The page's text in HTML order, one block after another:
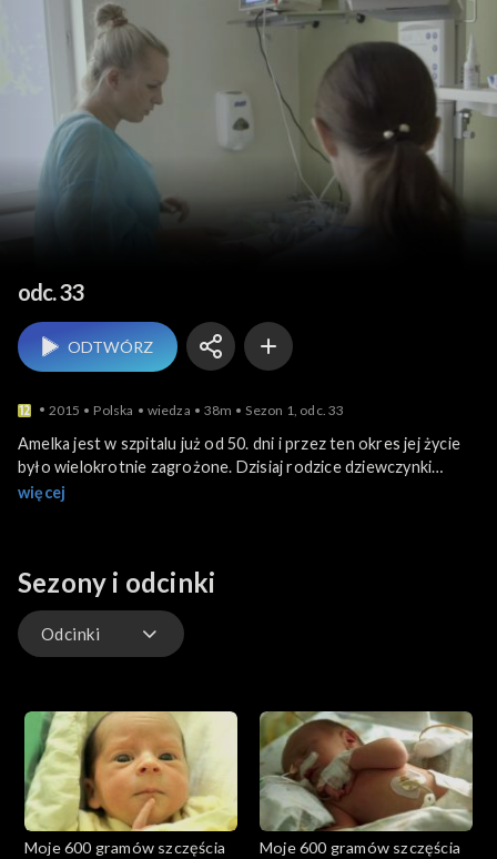
Moje 600 gramów
odc. 33
ODTWÓRZ
2015 Polska wiedza 38m Sezon 1, odc. 33
Amelka jest w szpitalu już od 50. dni i przez ten okres jej życie
było wielokrotnie zagrożone. Dzisiaj rodzice dziewczynki
zostają przepełnieni nową falą nadziei i optymizmu. Praca
więcej
Sezony i odcinki
Odcinki
Moje 600 gramów szczęścia
Moje 600 gramów szczęścia